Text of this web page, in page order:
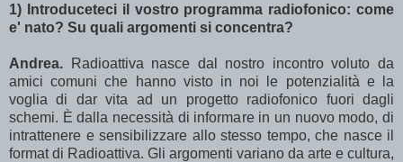
1) Introduceteci il vostro programma radiofonico: come
e' nato? Su quali argomenti si concentra?
Andrea.
Radioattiva nasce dal nostro incontro voluto da
amici comuni che hanno visto in noi le potenzialità e la
voglia di dar vita ad un progetto radiofonico fuori dagli
schemi. È dalla necessità di informare in un nuovo modo, di
intrattenere e sensibilizzare allo stesso tempo, che nasce il
format di Radioattiva. Gli argomenti variano da arte e cultura,